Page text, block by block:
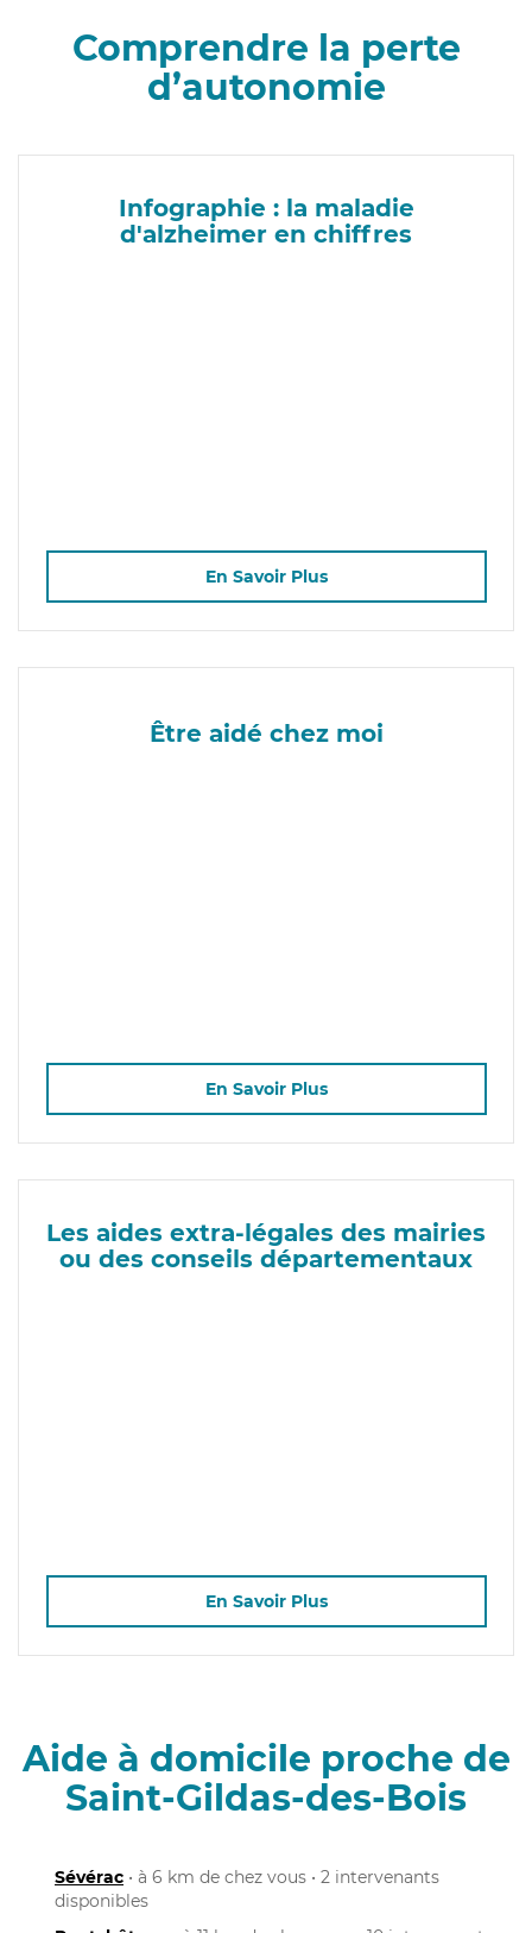
Comprendre la perte
d’autonomie
Infographie : la maladie
d'alzheimer en chiffres
En Savoir Plus
Être aidé chez moi
En Savoir Plus
Les aides extra-légales des mairies
ou des conseils départementaux
En Savoir Plus
Aide à domicile proche de
Saint-Gildas-des-Bois
Sévérac • à 6 km de chez vous • 2 intervenants
disponibles